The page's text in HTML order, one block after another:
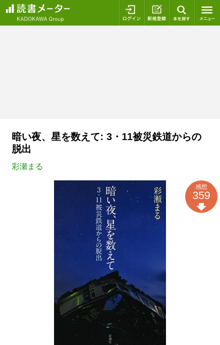
ログイン 新規登録
暗い夜、星を数えて: 3・11被災鉄道からの
脱出
彩瀬まる
感想
359